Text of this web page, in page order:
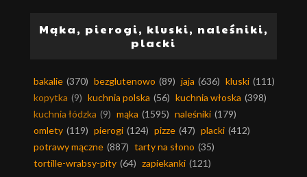
Mąka, pierogi, kluski, naleśniki,
placki
bakalie (370) bezglutenowo (89) jaja (636) kluski (111)
kopytka (9) kuchnia polska (56) kuchnia włoska (398)
kuchnia łódzka (9) mąka (1595) naleśniki (179)
omlety (119) pierogi (124) pizze (47) placki (412)
potrawy mączne (887) tarty na słono (35)
tortille-wrabsy-pity (64) zapiekanki (121)